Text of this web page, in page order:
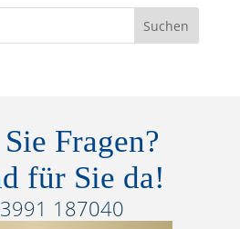
Fragen?
für Sie da!
187040